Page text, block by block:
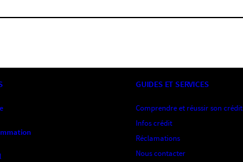
GUIDES ET SERVICES
Comprendre et réussir son crédit
Infos crédit
Réclamations
Nous contacter